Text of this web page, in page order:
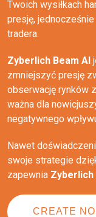
Twoich wysiłkach
presję,
tradera.
Zyberlich Beam AI
zmniejszyć presję
obserwację rynków
ważna dla
negatywnego
Nawet
swoje strategie
zapewnia Zyberlich
CREATE